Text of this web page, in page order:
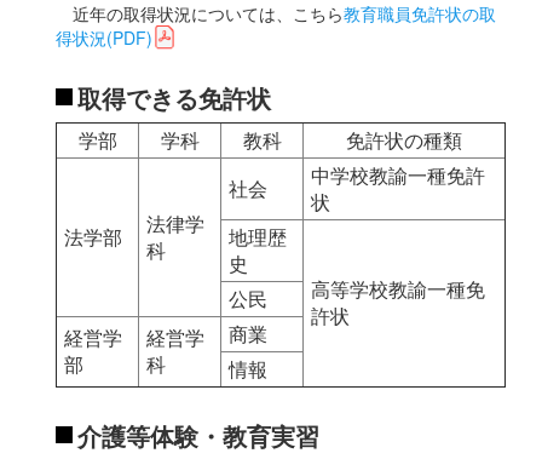
近年の取得状況については、こちら教育職員免許状の取
得状況(PDF)
取得できる免許状
学部 学科 教科 免許状の種類
法学部
法律学
科
社会
中学校教諭一種免許
状
地理歴
史
高等学校教諭一種免
許状
公民
経営学
部
経営学
科
商業
情報
介護等体験・教育実習